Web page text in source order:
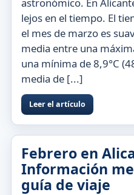
lejos en el tiempo. El
el mes de marzo es
media entre una
una mínima de 8,9°C
media de [...]
Leer el artículo
Febrero en
Información
guía de viaje